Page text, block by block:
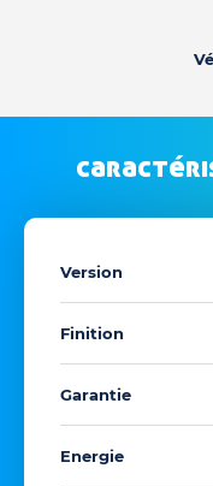
Version
Finition
Garantie
Energie